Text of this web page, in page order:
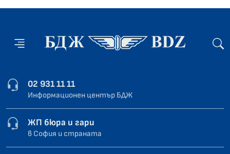
02 931 11 11
Информационен център БДЖ
ЖП бюра и гари
в София и страната